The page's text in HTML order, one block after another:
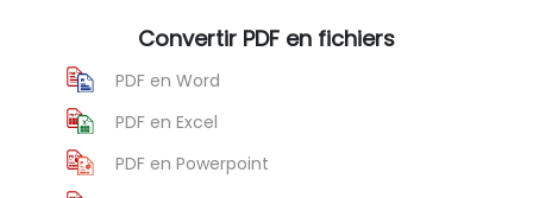
Convertir PDF en fichiers
PDF en Word
PDF en Excel
PDF en Powerpoint